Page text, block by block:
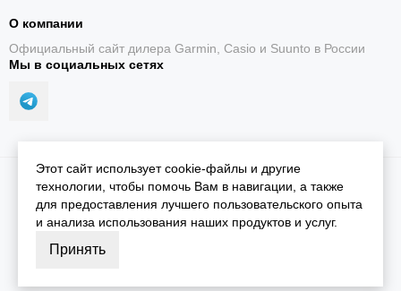
О компании
Официальный сайт дилера Garmin, Casio и Suunto в России
Мы в социальных сетях
2026 © iGarmin.Карта сайта
Этот сайт использует cookie-файлы и другие
технологии, чтобы помочь Вам в навигации, а также
для предоставления лучшего пользовательского опыта
и анализа использования наших продуктов и услуг.
Принять